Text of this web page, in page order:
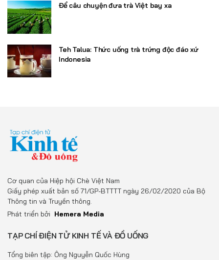
Để câu chuyện đưa trà Việt bay xa
Teh Talua: Thức uống trà trứng độc đáo xứ
Indonesia
Cơ quan của Hiệp hội Chè Việt Nam
Giấy phép xuất bản số 71/GP-BTTTT ngày 26/02/2020 của Bộ
Thông tin và Truyền thông.
Phát triển bởi Hemera Media
TẠP CHÍ ĐIỆN TỬ KINH TẾ VÀ ĐỒ UỐNG
Tổng biên tập: Ông Nguyễn Quốc Hùng